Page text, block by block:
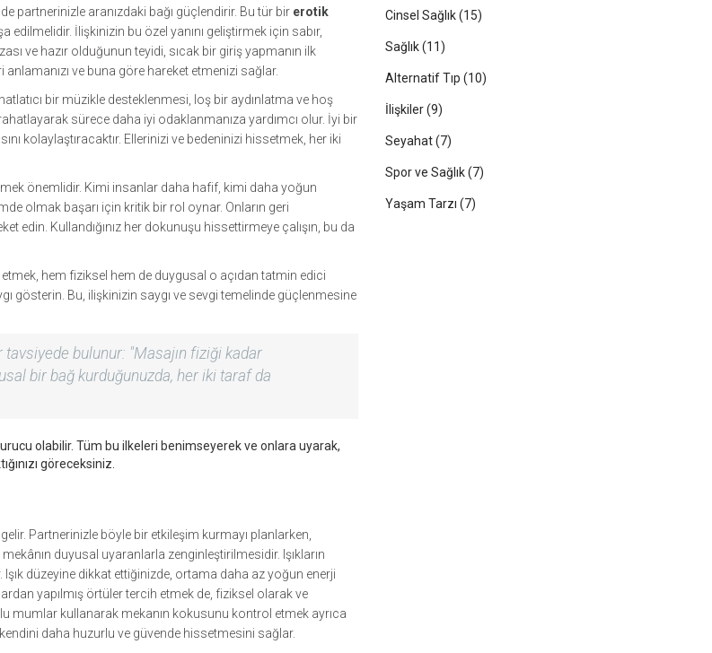
partnerinizle aranızdaki bağı güçlendirir. Bu tür bir erotik
edilmelidir. İlişkinizin bu özel yanını geliştirmek için sabır,
ve hazır olduğunun teyidi, sıcak bir giriş yapmanın ilk
ve buna göre hareket etmenizi sağlar.
bir müzikle desteklenmesi, loş bir aydınlatma ve hoş
sürece daha iyi odaklanmanıza yardımcı olur. İyi bir
kolaylaştıracaktır. Ellerinizi ve bedeninizi hissetmek, her iki
önemlidir. Kimi insanlar daha hafif, kimi daha yoğun
olmak başarı için kritik bir rol oynar. Onların geri
edin. Kullandığınız her dokunuşu hissettirmeye çalışın, bu da
hem fiziksel hem de duygusal o açıdan tatmin edici
gösterin. Bu, ilişkinizin saygı ve sevgi temelinde güçlenmesine
bulunur: "Masajın fiziği kadar
bir bağ kurduğunuzda, her iki taraf da
olabilir. Tüm bu ilkeleri benimseyerek ve onlara uyarak,
göreceksiniz.
Partnerinizle böyle bir etkileşim kurmayı planlarken,
duyusal uyaranlarla zenginleştirilmesidir. Işıkların
düzeyine dikkat ettiğinizde, ortama daha az yoğun enerji
yapılmış örtüler tercih etmek de, fiziksel olarak ve
mumlar kullanarak mekanın kokusunu kontrol etmek ayrıca
daha huzurlu ve güvende hissetmesini sağlar.
Cinsel Sağlık(15)
Sağlık(11)
Alternatif Tıp (10)
İlişkiler(9)
Seyahat(7)
Spor ve Sağlık(7)
Yaşam Tarzı (7)